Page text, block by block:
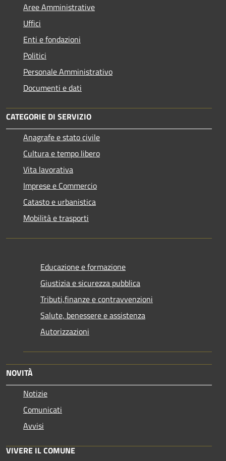
Aree Amministrative
Uffici
Enti e fondazioni
Politici
Personale Amministrativo
Documenti e dati
CATEGORIE DI SERVIZIO
Anagrafe e stato civile
Cultura e tempo libero
Vita lavorativa
Imprese e Commercio
Catasto e urbanistica
Mobilità e trasporti
Educazione e formazione
Giustizia e sicurezza pubblica
Tributi,finanze e contravvenzioni
Salute, benessere e assistenza
Autorizzazioni
NOVITÀ
Notizie
Comunicati
Avvisi
VIVERE IL COMUNE